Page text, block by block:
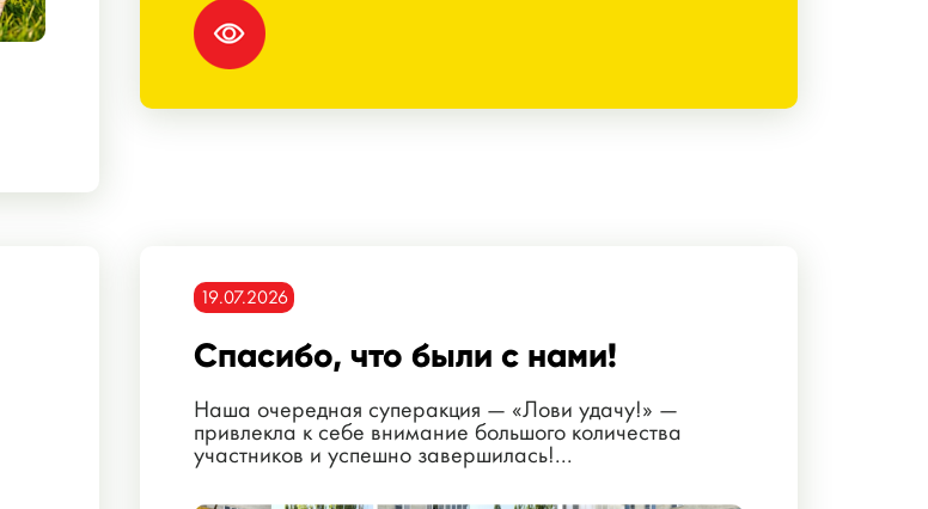
19.07.2026
Спасибо, что были с нами!
Наша очередная суперакция — «Лови удачу!» —
привлекла к себе внимание большого количества
участников и успешно завершилась!...